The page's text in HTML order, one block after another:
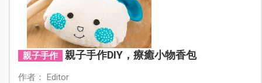
親子手作 親子手作DIY，療癒小物香包
作者： Editor